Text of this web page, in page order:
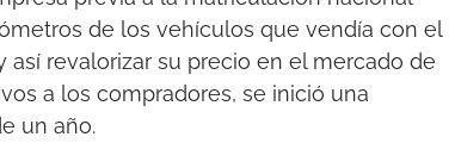
de los vehículos que vendía con el
revalorizar su precio en el mercado de
a los compradores, se inició una
un año.